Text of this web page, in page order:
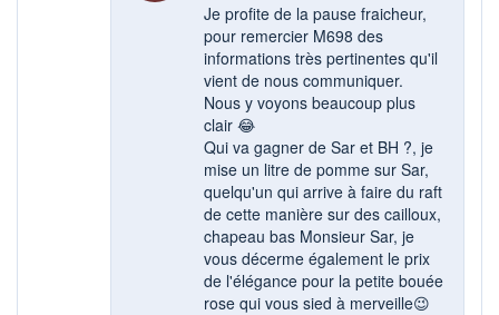
Je profite de la pause fraicheur,
pour remercier M698 des
informations très pertinentes qu'il
vient de nous communiquer.
Nous y voyons beaucoup plus
clair 😂​
Qui va gagner de Sar et BH ?, je
mise un litre de pomme sur Sar,
quelqu'un qui arrive à faire du raft
de cette manière sur des cailloux,
chapeau bas Monsieur Sar, je
vous décerme également le prix
de l'élégance pour la petite bouée
rose qui vous sied à merveille😉